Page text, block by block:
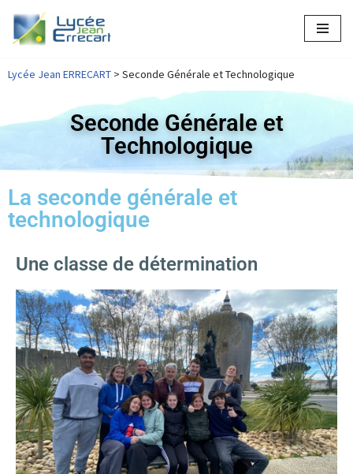
Aller
contenu
Lycée Jean ERRECART > Seconde Générale et Technologique
Seconde Générale et
Technologique
La seconde générale et
technologique
Une classe de détermination